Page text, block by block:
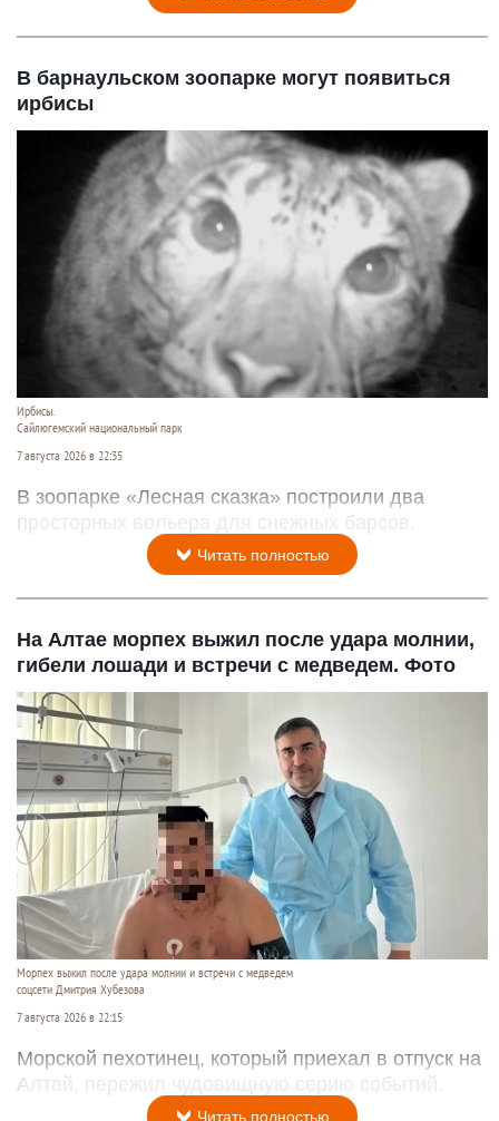
В барнаульском зоопарке могут появиться
ирбисы
Ирбисы.
Сайлюгемский национальный парк
7 августа 2026 в 22:35
В зоопарке «Лесная сказка» построили два
просторных вольера для снежных барсов.
Читать полностью
На Алтае морпех выжил после удара молнии,
гибели лошади и встречи с медведем. Фото
Морпех выжил после удара молнии и встречи с медведем
соцсети Дмитрия Хубезова
7 августа 2026 в 22:15
Морской пехотинец, который приехал в отпуск на
Алтай, пережил чудовищную серию событий.
Читать полностью